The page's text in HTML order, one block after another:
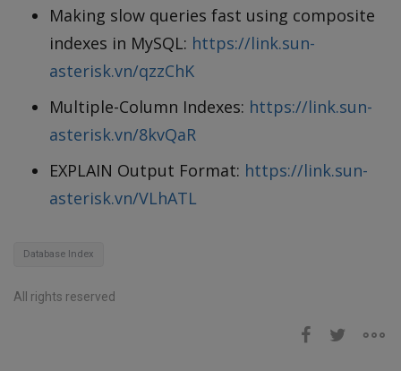
Making slow queries fast using composite
indexes in MySQL: https://link.sun-
asterisk.vn/qzzChK
Multiple-Column Indexes: https://link.sun-
asterisk.vn/8kvQaR
EXPLAIN Output Format: https://link.sun-
asterisk.vn/VLhATL
Database Index
All rights reserved